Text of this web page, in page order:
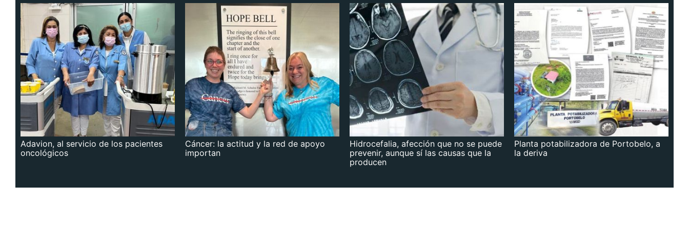
Adavion, al servicio de los pacientes
oncológicos
Cáncer: la actitud y la red de apoyo
importan
Hidrocefalia, afección que no se puede
prevenir, aunque sí las causas que la
producen
Planta potabilizadora de Portobelo, a
la deriva